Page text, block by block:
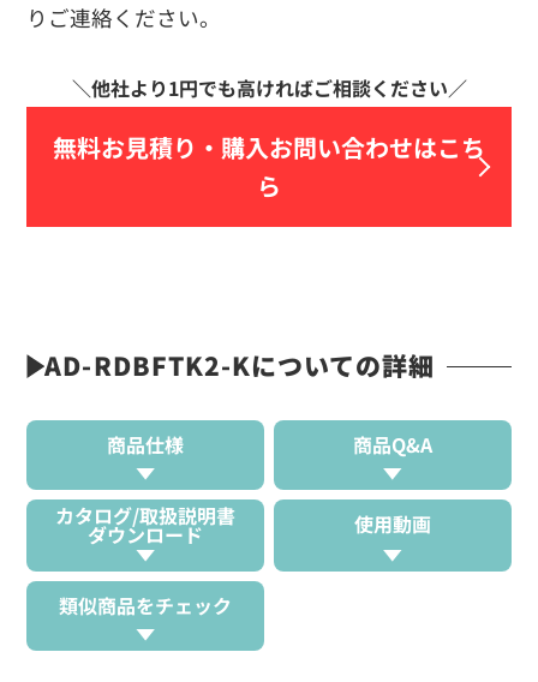
りご連絡ください。
無料お見積り・ 購入お問い合わせはこち
ら
AD-RDBFTK2-Kについての詳細
商品仕様 商品Q&A
カタログ/取扱説明書
ダウンロード 使用動画
類似商品をチェック